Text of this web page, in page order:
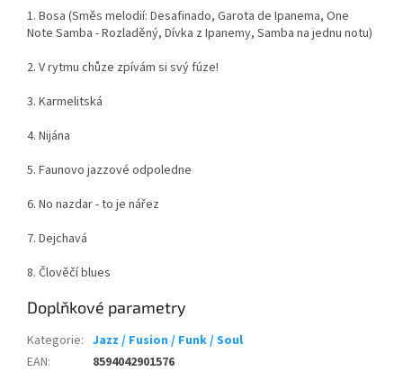
1. Bosa (Směs melodií: Desafinado, Garota de Ipanema, One
Note Samba - Rozladěný, Dívka z Ipanemy, Samba na jednu notu)
2. V rytmu chůze zpívám si svý fúze!
3. Karmelitská
4. Nijána
5. Faunovo jazzové odpoledne
6. No nazdar - to je nářez
7. Dejchavá
8. Člověčí blues
Doplňkové parametry
Kategorie: Jazz / Fusion / Funk / Soul
EAN: 8594042901576